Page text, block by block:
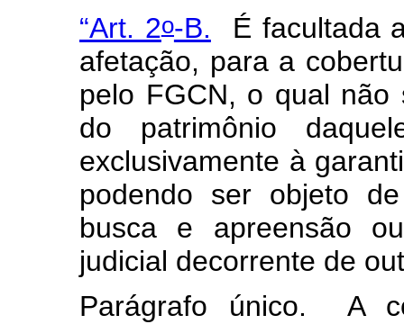
“Art. 2o-B.
É facultada
afetação, para a
pelo FGCN, o qual não
do patrimônio
exclusivamente à
podendo ser objeto
busca e apreensão
judicial decorrente de
Parágrafo único. A